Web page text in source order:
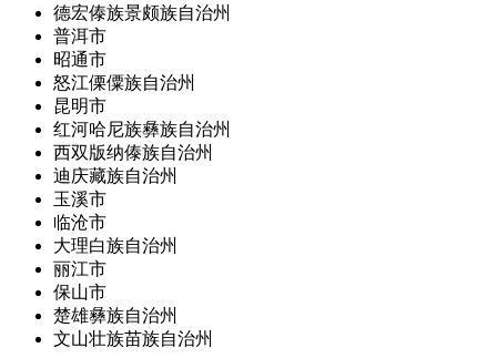
德宏傣族景颇族自治州
普洱市
昭通市
怒江傈僳族自治州
昆明市
红河哈尼族彝族自治州
西双版纳傣族自治州
迪庆藏族自治州
玉溪市
临沧市
大理白族自治州
丽江市
保山市
楚雄彝族自治州
文山壮族苗族自治州